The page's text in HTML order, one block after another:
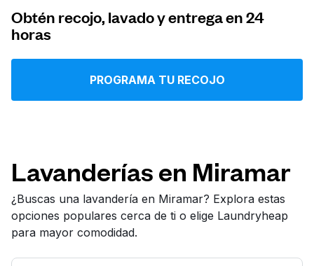
Iniciar sesión
Obtén recojo, lavado y entrega en 24
horas
PROGRAMA TU RECOJO
Lavanderías en Miramar
¿Buscas una lavandería en Miramar? Explora estas
opciones populares cerca de ti o elige Laundryheap
para mayor comodidad.